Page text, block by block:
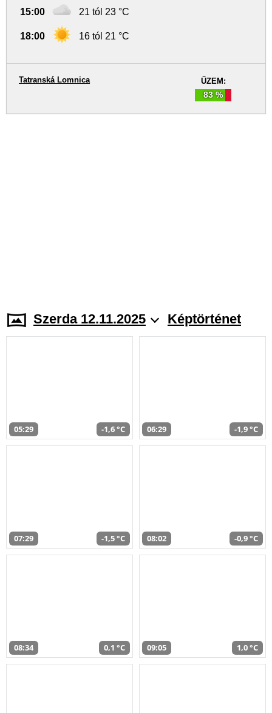
15:00 21 tól 23 °C
18:00 16 tól 21 °C
ŰZEM:
83 %
Tatranská Lomnica
Szerda 12.11.2025 Képtörténet
05:29 -1,6 °C 06:29 -1,9 °C
07:29 -1,5 °C 08:02 -0,9 °C
08:34 0,1 °C 09:05 1,0 °C